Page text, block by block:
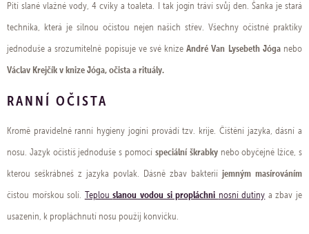
Pití slané vlažné vody, 4 cviky a toaleta. I tak jogín tráví svůj den. Šanka je stará
technika, která je silnou očistou nejen našich střev. Všechny očistné praktiky
jednoduše a srozumitelně popisuje ve své knizeAndré Van Lysebeth Jóga nebo
Václav Krejčík v knize Jóga, očista a rituály.
RANNÍ OČISTA
Kromě pravidelné ranní hygieny jogíni provádí tzv. krije. Čištění jazyka, dásní a
nosu. Jazyk očistíš jednoduše s pomocí speciální škrabkynebo obyčejné lžíce, s
kterou seškrábneš z jazyka povlak. Dásně zbav bakterií jemným masírováním
čistou mořskou solí. Teplouslanou vodou si propláchni nosní dutiny a zbav je
usazenin, k propláchnutí nosu použij konvičku.